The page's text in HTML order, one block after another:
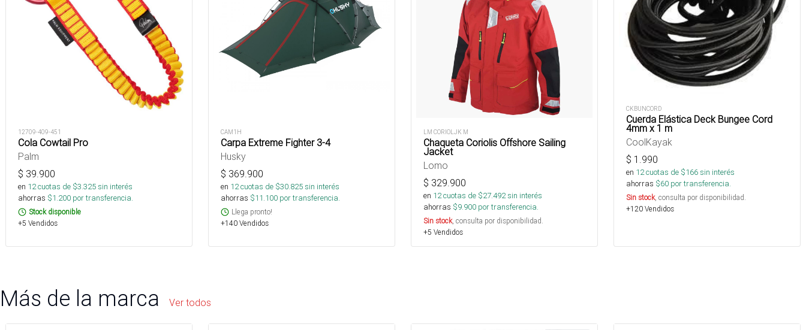
12709-409-451
Cola Cowtail Pro
Palm
$ 39.900
en 12cuotas de $3.325sin interés
ahorras $1.200 por transferencia.
Stock disponible
+5 Vendidos
CAM1H
Carpa Extreme Fighter 3-4
Husky
$ 369.900
en 12cuotas de $30.825sin interés
ahorras $11.100 por transferencia.
Llega pronto!
+140 Vendidos
LM CORIOLJK M
Chaqueta Coriolis Offshore Sailing
Jacket
Lomo
$ 329.900
en 12cuotas de $27.492sin interés
ahorras $9.900 por transferencia.
Sin stock, consulta por disponibilidad.
+5 Vendidos
CKBUNCORD
Cuerda Elástica Deck Bungee Cord
4mm x 1 m
CoolKayak
$ 1.990
en 12cuotas de $166sin interés
ahorras $60 por transferencia.
Sin stock, consulta por disponibilidad.
+120 Vendidos
Más de la marca Ver todos